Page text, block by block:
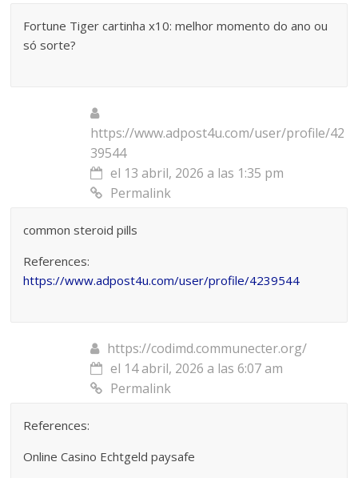
Fortune Tiger cartinha x10: melhor momento do ano ou
só sorte?
https://www.adpost4u.com/user/profile/42
39544
el 13 abril, 2026 a las 1:35 pm
Permalink
common steroid pills
References:
https://www.adpost4u.com/user/profile/4239544
https://codimd.communecter.org/
el 14 abril, 2026 a las 6:07 am
Permalink
References:
Online Casino Echtgeld paysafe